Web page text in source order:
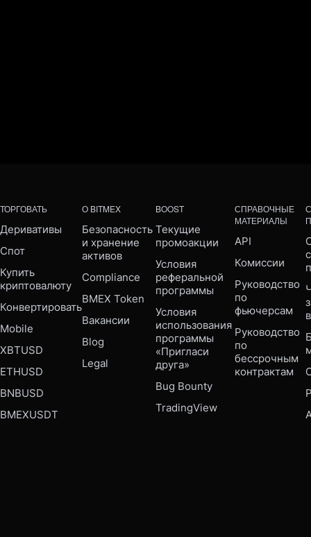
ТОРГОВАТЬ
Деривативы
Спот
Купить
криптовалюту
Конвертировать
Mobile
XBTUSD
ETHUSD
BNBUSD
BMEXUSDT
О BITMEX
Безопасность
и хранение
активов
Compliance
BMEX Token
Вакансии
Blog
Legal
BOOST
Текущие
промоакции
Условия
реферальной
программы
Условия
использования
программы
«Пригласи
друга»
Bug Bounty
TradingView
СПРАВОЧНЫЕ
МАТЕРИАЛЫ
API
Комиссии
Руководство
по
фьючерсам
Руководство
по
бессрочным
контрактам